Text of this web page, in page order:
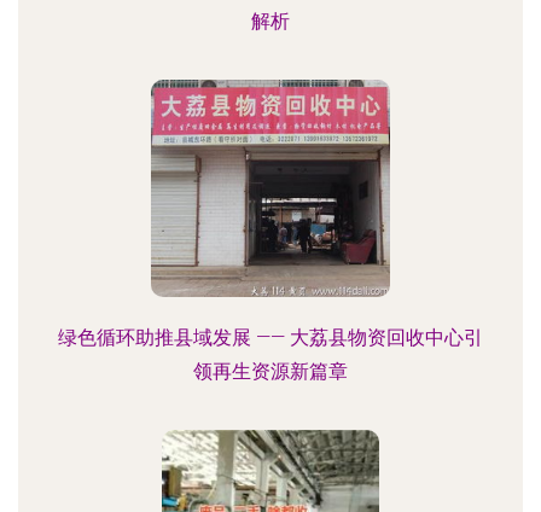
解析
绿色循环助推县域发展 —— 大荔县物资回收中心引
领再生资源新篇章